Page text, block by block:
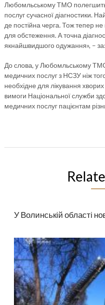
Любомльському ТМО
послуг сучасної діагностики.
де постійна черга. Тож тепер не
для обстеження. А точна
якнайшвидшого одужання», –
До слова, у Любомльському
медичних послуг з НСЗУ ніж
необхідне для лікування
вимоги Національної служби
медичних послуг пацієнтам
У Волинській області